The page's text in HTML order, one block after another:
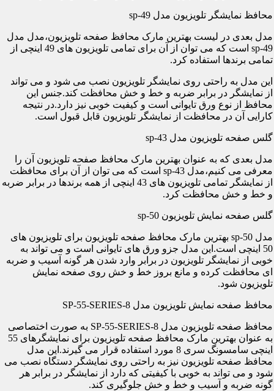
محافظ نمایشگر تلویزیون مدل sp-49
مدل بعدی در لیست بهترین مارک محافظ صفحه تلویزیون،مدل مدل
sp-49 است که می توان از آن برای تمامی تلویزیون های 49 اینچی از
تمامی برندها استفاده کرد.
این مدل به راحتی روی نمایشگر تلویزیون نصب می شود و می تواند
از نمایشگر در برابر ضربه و خط و خش محافظت کند.جنس این
محافظ از نوع ورق تایوانی است و کیفیت خوبی نیز دارد.در نتیجه
کارایی آن در محافظت از نمایشگر تلویزیون قابل قبول است.
گلس صفحه تلویزیون مدل sp-43
مدل بعدی که به عنوان بهترین مارک محافظ صفحه تلویزیون آن را
معرفی می کنیم،مدل sp-43 است که می توان از آن برای محافظت
از نمایشگر تمامی تلویزیون های 43 اینچی از همه برندها در برابر ضربه
و خط و خش محافظت کرد.
گلس صفحه نمایش تلویزیون sp-50
مدل sp-50 بهترین مارک محافظ صفحه تلویزیون برای تلویزیون های
50 اینچی است.این مدل جزو ورق های تایوانی است و می تواند به
خوبی از نمایشگر تلویزیون در برابر وارد شدن هر گونه آسیب و ضربه
ای محافظت کرده و مانع بروز خط و خش روی صفحه نمایش
تلویزیون شود.
محافظ صفحه نمایش تلویزیون مدل SP-55-SERIES-8
محافظ صفحه تلویزیون مدل SP-55-SERIES-8 به صورت اختصاصی
به عنوان بهترین مارک محافظ صفحه تلویزیون برای نمایشگرهای 55
اینچی سامسونگ سری 8 مورد استفاده قرار می گیرند.این مدل
محافظ صفحه تلویزیون نیز به راحتی روی نمایشگر دستگاه نصب می
شود و می تواند به خوبی با کیفیتی که دارد از نمایشگر در برابر هر
گونه ضربه و آسیب و خط و خش جلوگیری کند.